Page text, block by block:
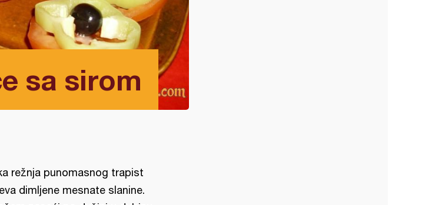
sa sirom
režnja punomasnog trapist
dimljene mesnate slanine.